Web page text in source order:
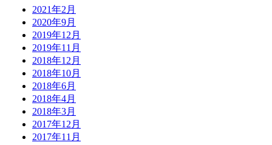
2021年2月
2020年9月
2019年12月
2019年11月
2018年12月
2018年10月
2018年6月
2018年4月
2018年3月
2017年12月
2017年11月